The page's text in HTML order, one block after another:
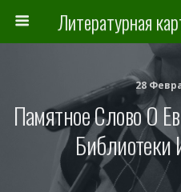
28
Памятное Слово О
Библиотеки